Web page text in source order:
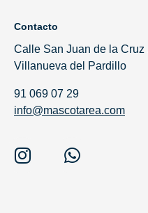
Contacto
Calle San Juan de la Cruz
Villanueva del Pardillo
91 069 07 29
info@mascotarea.com